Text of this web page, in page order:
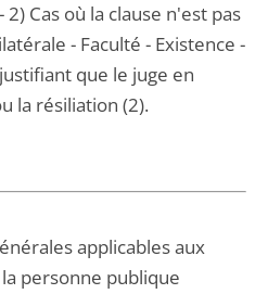
2) Cas où la clause n'est pas
- Faculté - Existence -
que le juge en
la résiliation (2).
applicables aux
personne publique